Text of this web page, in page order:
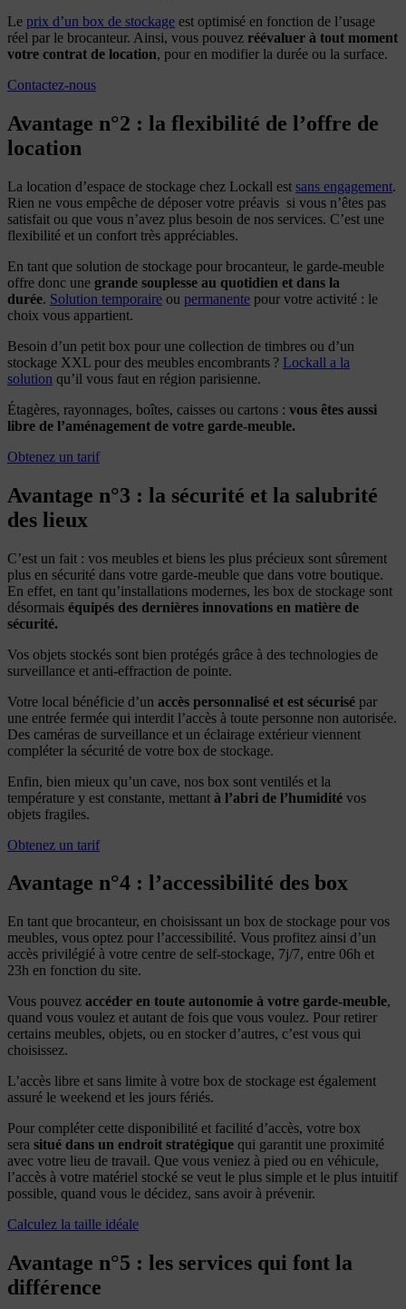
Le prix d’un box de stockage est optimisé en fonction de l’usage
réel par le brocanteur. Ainsi, vous pouvez réévaluer à tout moment
votre contrat de location, pour en modifier la durée ou la surface.
Contactez-nous
Avantage n°2 : la flexibilité de l’offre de
location
La location d’espace de stockage chez Lockall est sans engagement.
Rien ne vous empêche de déposer votre préavis si vous n’êtes pas
satisfait ou que vous n’avez plus besoin de nos services. C’est une
flexibilité et un confort très appréciables.
En tant que solution de stockage pour brocanteur, le garde-meuble
offre donc une grande souplesse au quotidien et dans la
durée. Solution temporaire ou permanente pour votre activité : le
choix vous appartient.
Besoin d’un petit box pour une collection de timbres ou d’un
stockage XXL pour des meubles encombrants ? Lockall a la
solution qu’il vous faut en région parisienne.
Étagères, rayonnages, boîtes, caisses ou cartons : vous êtes aussi
libre de l’aménagement de votre garde-meuble.
Obtenez un tarif
Avantage n°3 : la sécurité et la salubrité
des lieux
C’est un fait : vos meubles et biens les plus précieux sont sûrement
plus en sécurité dans votre garde-meuble que dans votre boutique.
En effet, en tant qu’installations modernes, les box de stockage sont
désormais équipés des dernières innovations en matière de
sécurité.
Vos objets stockés sont bien protégés grâce à des technologies de
surveillance et anti-effraction de pointe.
Votre local bénéficie d’un accès personnalisé et est sécurisé par
une entrée fermée qui interdit l’accès à toute personne non autorisée.
Des caméras de surveillance et un éclairage extérieur viennent
compléter la sécurité de votre box de stockage.
Enfin, bien mieux qu’un cave, nos box sont ventilés et la
température y est constante, mettant à l’abri de l’humidité vos
objets fragiles.
Obtenez un tarif
Avantage n°4 : l’accessibilité des box
En tant que brocanteur, en choisissant un box de stockage pour vos
meubles, vous optez pour l’accessibilité. Vous profitez ainsi d’un
accès privilégié à votre centre de self-stockage, 7j/7, entre 06h et
23h en fonction du site.
Vous pouvez accéder en toute autonomie à votre garde-meuble,
quand vous voulez et autant de fois que vous voulez. Pour retirer
certains meubles, objets, ou en stocker d’autres, c’est vous qui
choisissez.
L’accès libre et sans limite à votre box de stockage est également
assuré le weekend et les jours fériés.
Pour compléter cette disponibilité et facilité d’accès, votre box
sera situé dans un endroit stratégique qui garantit une proximité
avec votre lieu de travail. Que vous veniez à pied ou en véhicule,
l’accès à votre matériel stocké se veut le plus simple et le plus intuitif
possible, quand vous le décidez, sans avoir à prévenir.
Calculez la taille idéale
Avantage n°5 : les services qui font la
différence